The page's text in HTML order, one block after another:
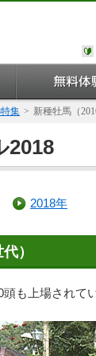
集 > 新種牡馬（
2018
2018年
）
も上場されてい